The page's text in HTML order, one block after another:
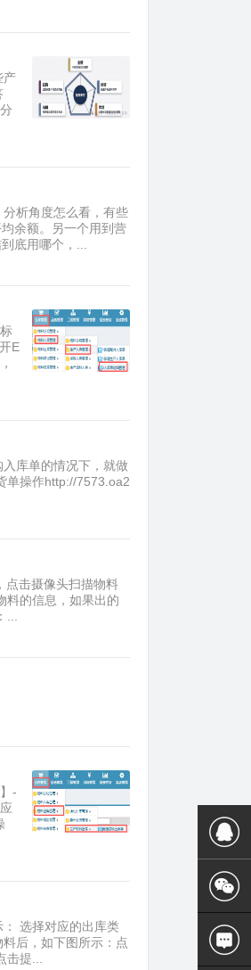
产
析角度怎么看，有些
余额。另一个用到营
底用哪个，...
E
库单的情况下，就做
单操作http://7573.oa2
点击摄像头扫描物料
料的信息，如果出的
-
选择对应的出库类
后，如下图所示：点
提...